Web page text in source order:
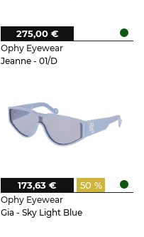
Ophy Eyewear
Jeanne - 01/D
275,00 €
Ophy Eyewear
Gia - Sky Light Blue
50 %
173,63 €